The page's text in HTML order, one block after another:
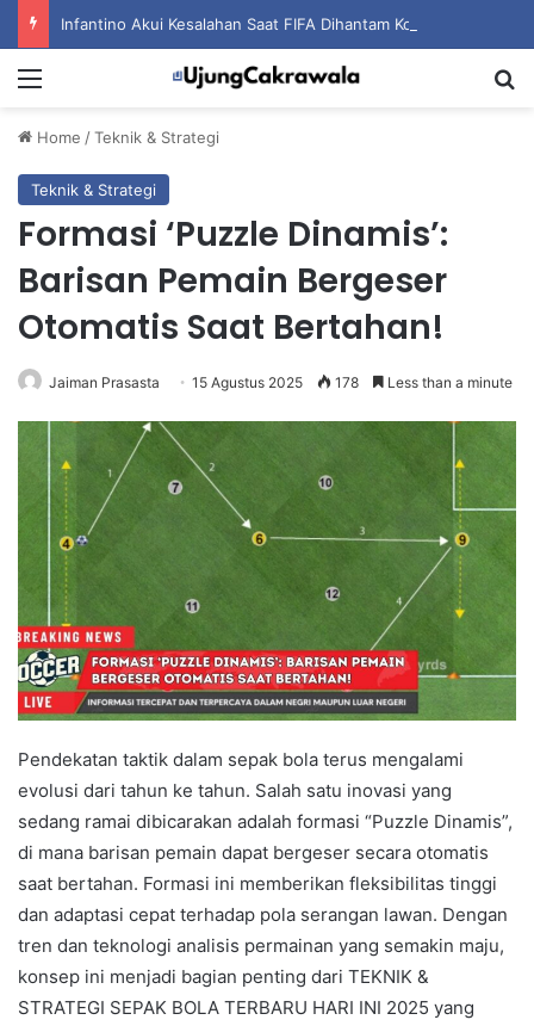
Home /Teknik & Strategi
Teknik & Strategi
Formasi ‘Puzzle Dinamis’:
Barisan Pemain Bergeser
Otomatis Saat Bertahan!
Jaiman Prasasta 15 Agustus 2025 178 Less than a minute
Pendekatan taktik dalam sepak bola terus mengalami
evolusi dari tahun ke tahun. Salah satu inovasi yang
sedang ramai dibicarakan adalah formasi “Puzzle Dinamis”,
di mana barisan pemain dapat bergeser secara otomatis
saat bertahan. Formasi ini memberikan fleksibilitas tinggi
dan adaptasi cepat terhadap pola serangan lawan. Dengan
tren dan teknologi analisis permainan yang semakin maju,
konsep ini menjadi bagian penting dari TEKNIK &
STRATEGI SEPAK BOLA TERBARU HARI INI 2025 yang